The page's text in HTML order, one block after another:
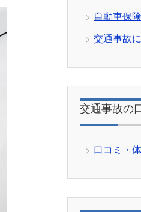
自動車保
交通事故
交通事故の
口コミ・